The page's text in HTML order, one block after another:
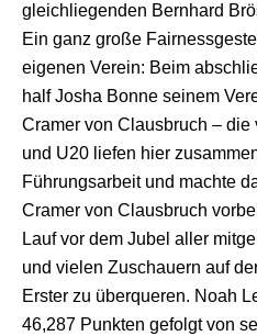
gleichliegenden Bernhard
Ein ganz große
eigenen Verein: Beim
halfJosha Bonne seinem
Cramer von Clausbruch – die
und U20 liefen hier
Führungsarbeit und machte
Cramer von Clausbruch
Lauf vor dem Jubel aller
und vielen Zuschauern auf
Erster zu überqueren. Noah
46,287 Punkten gefolgt von